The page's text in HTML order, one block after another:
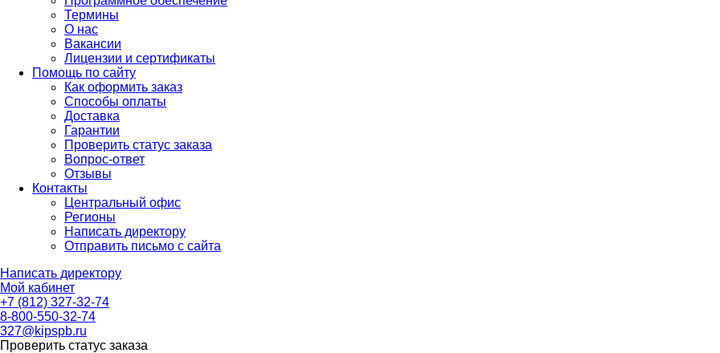
Термины
О нас
Вакансии
Лицензии и сертификаты
Помощь по сайту
Как оформить заказ
Способы оплаты
Доставка
Гарантии
Проверить статус заказа
Вопрос-ответ
Отзывы
Контакты
Центральный офис
Регионы
Написать директору
Отправить письмо с сайта
Написать директору
Мой кабинет
+7 (812) 327-32-74
8-800-550-32-74
327@kipspb.ru
Проверить статус заказа